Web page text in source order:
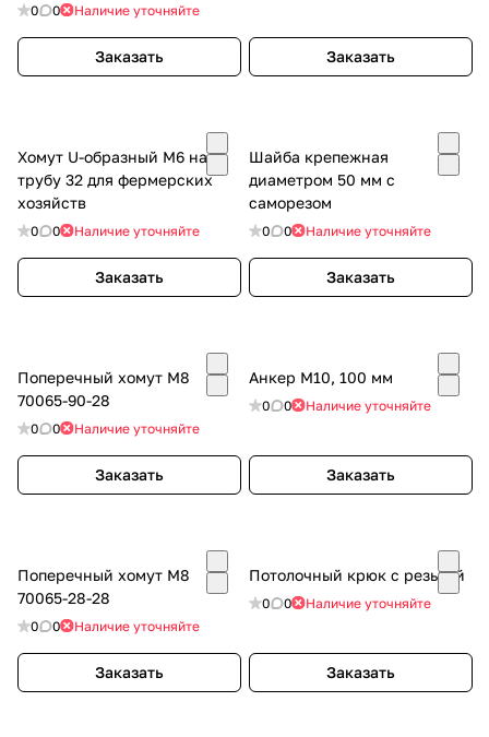
0 0 Наличие уточняйте
Заказать Заказать
Хомут U-образный M6 на
трубу 32 для фермерских
хозяйств
0 0 Наличие уточняйте
Заказать
Шайба крепежная
диаметром 50 мм с
саморезом
0 0 Наличие уточняйте
Заказать
Поперечный хомут М8
70065-90-28
0 0 Наличие уточняйте
Заказать
Анкер M10, 100 мм
0 0 Наличие уточняйте
Заказать
Поперечный хомут М8
70065-28-28
0 0 Наличие уточняйте
Заказать
Потолочный крюк с резьбой
0 0 Наличие уточняйте
Заказать